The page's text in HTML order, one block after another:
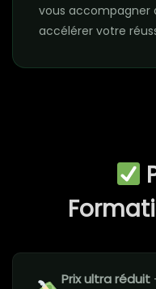
vous accompagner
accélérer votre
Prix ultra réduit